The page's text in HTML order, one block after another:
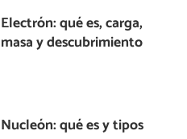
Electrón: qué es, carga,
masa y descubrimiento
Nucleón: qué es y tipos